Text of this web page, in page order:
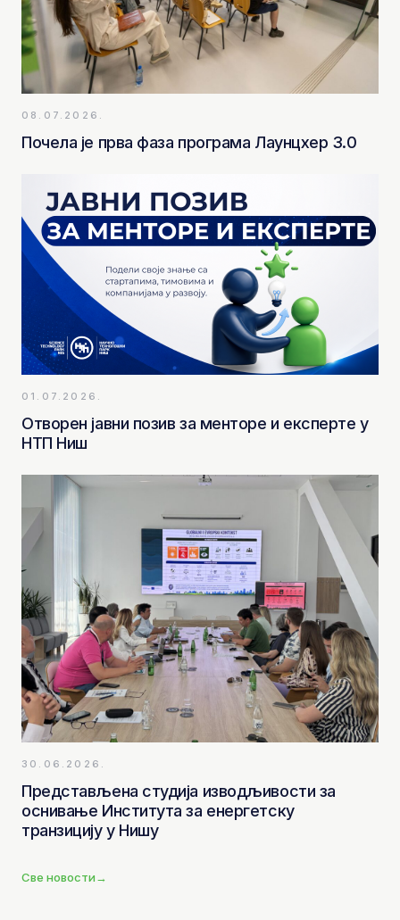
08.07.2026.
Почела је прва фаза програма Лаунцхер 3.0
01.07.2026.
Отворен јавни позив за менторе и експерте у
НТП Ниш
30.06.2026.
Представљена студија изводљивости за
оснивање Института за енергетску
транзицију у Нишу
Све новости→